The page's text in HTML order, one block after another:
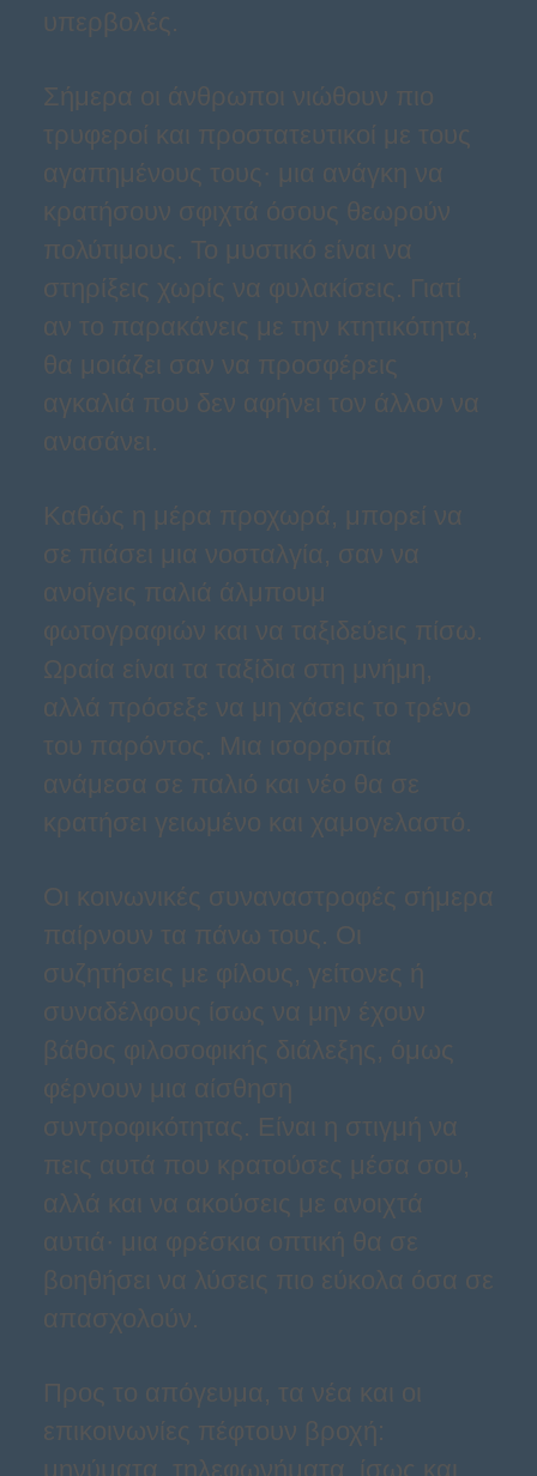
υπερβολές.
Σήμερα οι άνθρωποι νιώθουν πιο
τρυφεροί και προστατευτικοί με τους
αγαπημένους τους· μια ανάγκη να
κρατήσουν σφιχτά όσους θεωρούν
πολύτιμους. Το μυστικό είναι να
στηρίξεις χωρίς να φυλακίσεις. Γιατί
αν το παρακάνεις με την κτητικότητα,
θα μοιάζει σαν να προσφέρεις
αγκαλιά που δεν αφήνει τον άλλον να
ανασάνει.
Καθώς η μέρα προχωρά, μπορεί να
σε πιάσει μια νοσταλγία, σαν να
ανοίγεις παλιά άλμπουμ
φωτογραφιών και να ταξιδεύεις πίσω.
Ωραία είναι τα ταξίδια στη μνήμη,
αλλά πρόσεξε να μη χάσεις το τρένο
του παρόντος. Μια ισορροπία
ανάμεσα σε παλιό και νέο θα σε
κρατήσει γειωμένο και χαμογελαστό.
Οι κοινωνικές συναναστροφές σήμερα
παίρνουν τα πάνω τους. Οι
συζητήσεις με φίλους, γείτονες ή
συναδέλφους ίσως να μην έχουν
βάθος φιλοσοφικής διάλεξης, όμως
φέρνουν μια αίσθηση
συντροφικότητας. Είναι η στιγμή να
πεις αυτά που κρατούσες μέσα σου,
αλλά και να ακούσεις με ανοιχτά
αυτιά· μια φρέσκια οπτική θα σε
βοηθήσει να λύσεις πιο εύκολα όσα σε
απασχολούν.
Προς το απόγευμα, τα νέα και οι
επικοινωνίες πέφτουν βροχή:
μηνύματα, τηλεφωνήματα, ίσως και